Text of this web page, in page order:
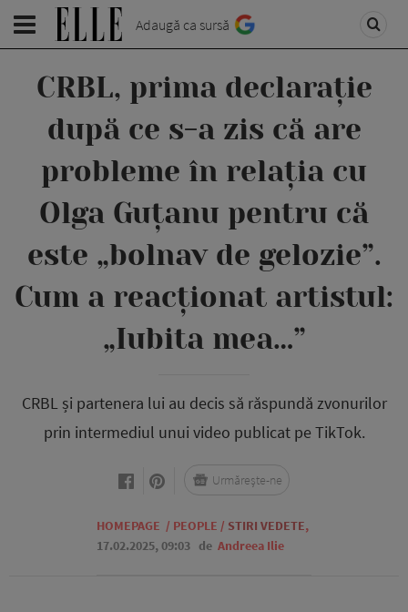
Adaugă ca sursă
CRBL, prima declarație
după ce s-a zis că are
probleme în relația cu
Olga Guțanu pentru că
este „bolnav de gelozie”.
Cum a reacționat artistul:
„Iubita mea…”
CRBL și partenera lui au decis să răspundă zvonurilor
prin intermediul unui video publicat pe TikTok.
HOMEPAGE / PEOPLE / STIRI VEDETE,
17.02.2025, 09:03 de Andreea Ilie
Urmărește-ne